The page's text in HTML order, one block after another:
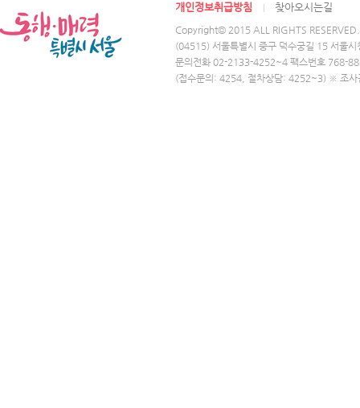
개인정보취급방침 찾아오시는길
Copyright© 2015 ALL RIGHTS RESERVED.
(04515) 서울특별시 중구 덕수궁길 15 서울
문의전화 02-2133-4252~4 팩스번호 768-
(접수문의: 4254, 절차상담: 4252~3) ※ 조사